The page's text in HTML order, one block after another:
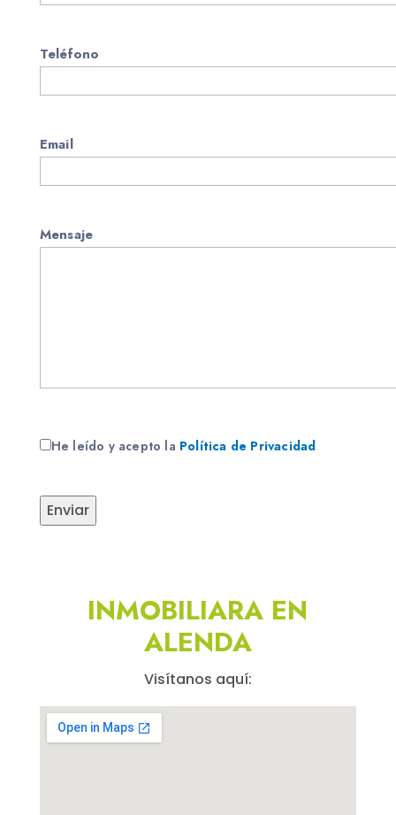
Teléfono
Email
Mensaje
He leído y acepto la Política de Privacidad
INMOBILIARA EN
ALENDA
Visítanos aquí: